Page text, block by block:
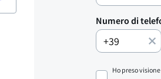
Numero di
Ho preso